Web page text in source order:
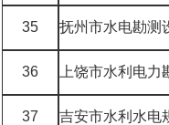
35 抚州市水电勘测
36 上饶市水利电力
37 吉安市水利水电